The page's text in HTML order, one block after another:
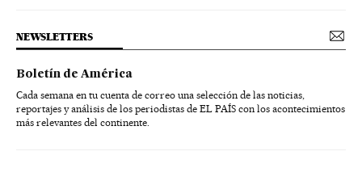
NEWSLETTERS
Boletín de América
Cada semana en tu cuenta de correo una selección de las noticias,
reportajes y análisis de los periodistas de EL PAÍS con los acontecimientos
más relevantes del continente.